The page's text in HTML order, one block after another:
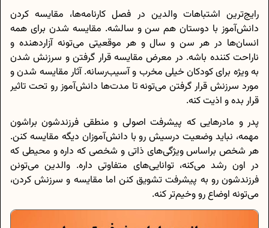
رایج‌ترین اشتباهات والدین در فصل کارنامه‌ها، مقایسه کردن
دانش‌آموز با دوستان هم سن و سالشه. مقایسه شدن برای همه
انسان‌ها در هر سن و سال و هر موقعیتی می‌تونه آزاردهنده و
ناراحت کننده باشه. در معرض مقایسه قرار گرفتن و سرزنش شدن
به ویژه برای کودکان خیلی مخرب و آسیب‌رسانه. آثار مقایسه شدن و
مورد سرزنش قرار گرفتن می‌تونه تا مدت‌ها دانش‌آموز رو تحت تاثیر
قرار بده و اذیت کنه.
پدر و مادرهایی که پیشرفت اصولی و منطقی فرزندشون براشون
مهمه، نباید وضعیت درسیش رو با دانش‌آموزان دیگه مقایسه کنن.
هر شخص براساس ویژگی‌های ذاتی و شخصی که داره و محیطی که
در اون رشد می‌کنه، توانایی‌های متفاوتی داره. والدین می‌تونن
فرزندشون رو به پیشرفت تشویق کنن اما مقایسه و سرزنش کردن،
می‌تونه اوضاع رو وخیم‌تر کنه.